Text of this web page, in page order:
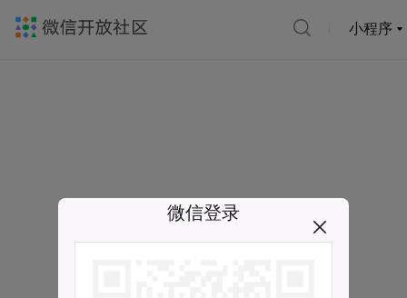
小程序
微信登录